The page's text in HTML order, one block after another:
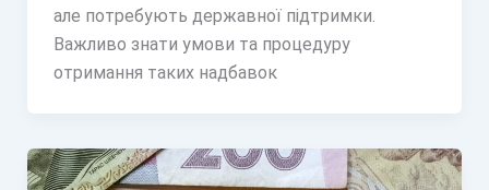
але потребують державної підтримки.
Важливо знати умови та процедуру
отримання таких надбавок